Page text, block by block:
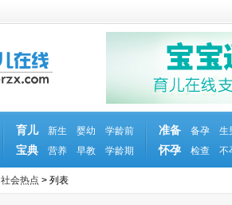
育儿
宝典
新生 婴幼
学龄前
营养
早教 学龄期
准备
怀孕
备孕
生
检查
不
社会热点 > 列表